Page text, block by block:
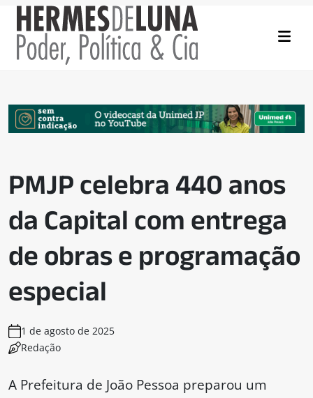
PMJP celebra 440 anos
da Capital com entrega
de obras e programação
especial
1 de agosto de 2025
Redação
A Prefeitura de João Pessoa preparou um